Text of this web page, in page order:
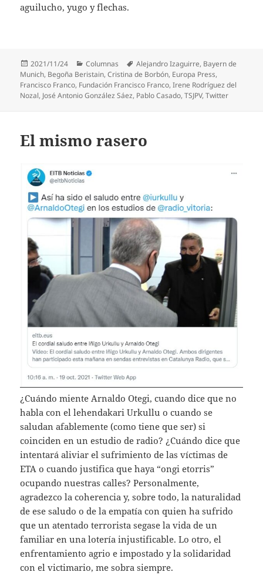
aguilucho, yugo y flechas.
Publicado
el
2021/11/24 Categorías
Columnas Etiquetas
Alejandro Izaguirre, Bayern de
Munich, Begoña Beristain,Cristina de Borbón, Europa Press,
Francisco Franco, Fundación Francisco Franco,Irene Rodríguez del
Nozal, José Antonio González Sáez, Pablo Casado,TSJPV,Twitter
El mismo rasero
¿Cuándo miente Arnaldo Otegi, cuando dice que no
habla con el lehendakari Urkullu o cuando se
saludan afablemente (como tiene que ser) si
coinciden en un estudio de radio? ¿Cuándo dice que
intentará aliviar el sufrimiento de las víctimas de
ETA o cuando justifica que haya “ongi etorris”
ocupando nuestras calles? Personalmente,
agradezco la coherencia y, sobre todo, la naturalidad
de ese saludo o de la empatía con quien ha sufrido
que un atentado terrorista segase la vida de un
familiar en una lotería injustificable. Lo otro, el
enfrentamiento agrio e impostado y la solidaridad
con el victimario, me sobra siempre.